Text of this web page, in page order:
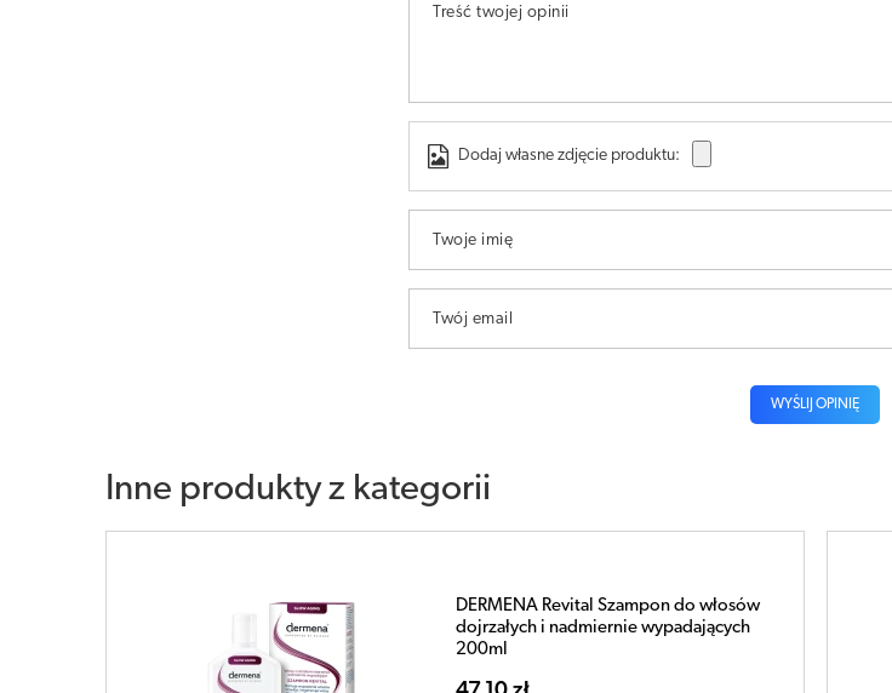
Treść twojej opinii
Dodaj własne zdjęcie produktu:
Twoje imię
Twój email
WYŚLIJ OPINIĘ
Inne produkty z kategorii
DERMENA Revital Szampon do włosów
dojrzałych i nadmiernie wypadających
200ml